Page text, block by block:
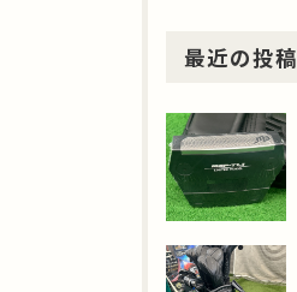
最近の投稿